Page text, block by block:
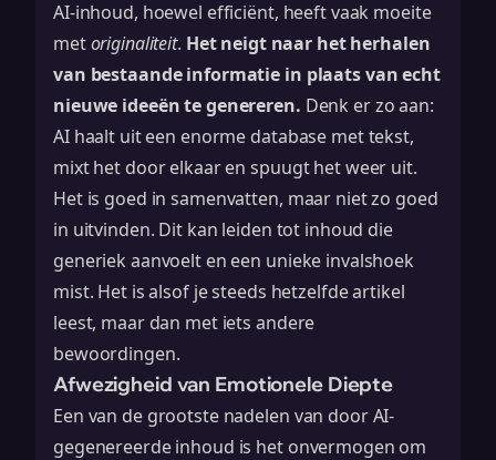
AI-inhoud, hoewel efficiënt, heeft vaak moeite
metoriginaliteit. Het neigt naar het herhalen
van bestaande informatie in plaats van echt
nieuwe ideeën te genereren. Denk er zo aan:
AI haalt uit een enorme database met tekst,
mixt het door elkaar en spuugt het weer uit.
Het is goed in samenvatten, maar niet zo goed
in uitvinden. Dit kan leiden tot inhoud die
generiek aanvoelt en een unieke invalshoek
mist. Het is alsof je steeds hetzelfde artikel
leest, maar dan met iets andere
bewoordingen.
Afwezigheid van Emotionele Diepte
Een van de grootste nadelen van door AI-
gegenereerde inhoud is het onvermogen om